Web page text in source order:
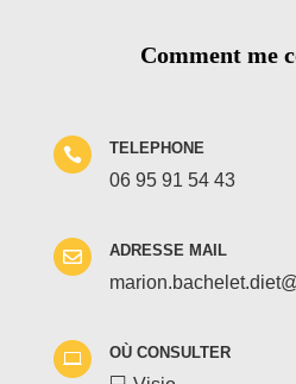
Comment me
 TELEPHONE
06 95 91 54 43
 ADRESSE MAIL
 OÙCONSULTER